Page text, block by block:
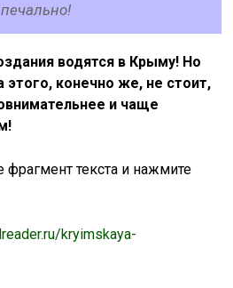
водятся в Крыму! Но
этого, конечно же, не стоит,
и чаще
фрагмент текста и нажмите
kryimskaya-